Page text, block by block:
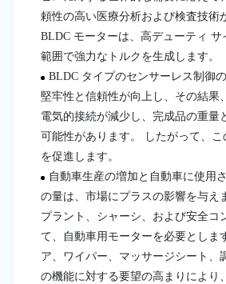
頼性の高い医療分析および検査技術
BLDC モーターは、高デューティ
範囲で強力なトルクを生成します。
BLDC タイプのセンサーレス制御
堅牢性と信頼性が向上し、その結果
電気的接続が減少し、完成品の重量
可能性があります。 したがって、
を促進します。
自動車生産の増加と自動車に使用
の量は、市場にプラスの影響を与え
プラント、シャーシ、および安全コ
て、自動車用モーターを必要としま
ア、ワイパー、マッサージシート、
の機能に対する要望の高まりにより